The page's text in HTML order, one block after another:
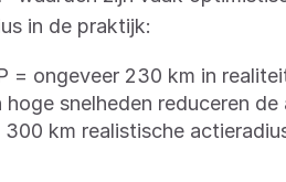
in de praktijk:
= ongeveer 230 km in
hoge snelheden reduceren
300 km realistische